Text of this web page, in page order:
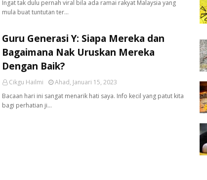
Ingat tak dulu pernah viral bila ada ramai rakyat Malaysia yang
mula buat tuntutan ter…
Guru Generasi Y: Siapa Mereka dan
Bagaimana Nak Uruskan Mereka
Dengan Baik?
Cikgu Hailmi
Ahad, Januari 15, 2023
Bacaan hari ini sangat menarik hati saya. Info kecil yang patut kita
bagi perhatian ji…